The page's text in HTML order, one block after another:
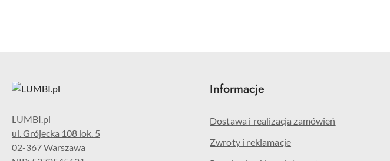
ul. Grójecka 108 lok. 5
02-367 Warszawa
Informacje
Dostawa i realizacja zamówień
Zwroty i reklamacje